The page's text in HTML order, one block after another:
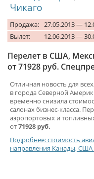
Чикаго
Продажа: 27.05.2013 —
Вылет:
12.06.2013 —
Перелет в США,
от 71928 руб.
Отличная новость для
в города Северной
временно снизила
салонах бизнес-класса.
аэропортовых и
от71928 руб.
Подробнее: стоимость
направления Канады,